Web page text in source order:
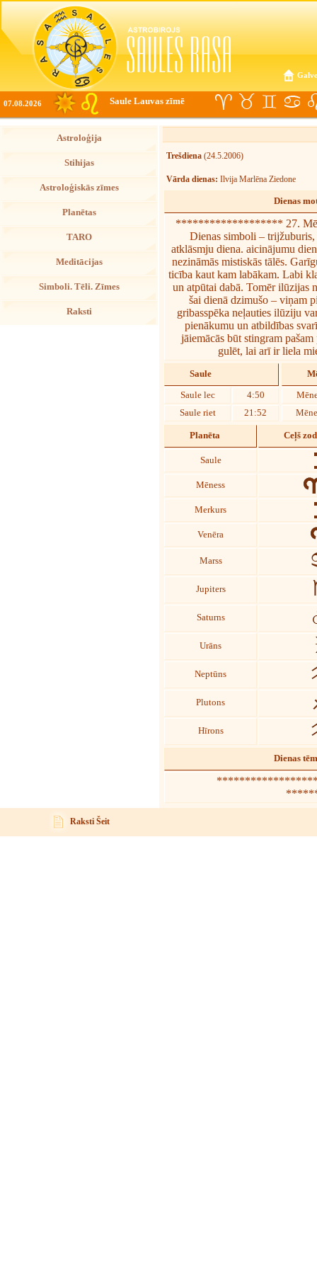
07.08.2026 Saule Lauvas zīmē
Astroloģija
Stihijas
Astroloģiskās zīmes
Planētas
TARO
Meditācijas
Simboli. Tēli. Zīmes
Raksti
Trešdiena (24.5.2006)
Vārda dienas: Ilvija Marlēna Ziedone
Dienas
******************* 27.
Dienas simboli –
atklāsmju diena. aicinājumu
nezināmās mistiskās tālēs.
ticība kaut kam labākam. Labi
un atpūtai dabā. Tomēr ilūzijas
šai dienā dzimušo – viņam
gribasspēka neļauties ilūziju
pienākumu un atbildības
jāiemācās būt stingram
gulēt, lai arī ir liela
Saule
Saule lec
4:50
Saule riet
21:52
Planēta Ceļš
Saule
Mēness
Merkurs
Venēra
Marss
Jupiters
Saturns
Urāns
Neptūns
Plutons
Hīrons
Dienas
*******************
Raksti Šeit